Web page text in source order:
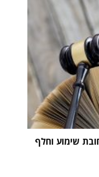
שימוע וחלף